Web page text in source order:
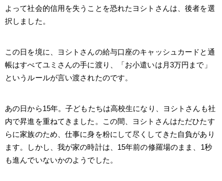
よって社会的信用を失うことを恐れたヨシトさんは、後者を選
択しました。
この日を境に、ヨシトさんの給与口座のキャッシュカードと通
帳はすべてユミさんの手に渡り、「お小遣いは月3万円まで」
というルールが言い渡されたのです。
あの日から15年。子どもたちは高校生になり、ヨシトさんも社
内で昇進を重ねてきました。この間、ヨシトさんはただひたす
らに家族のため、仕事に身を粉にして尽くしてきた自負があり
ます。しかし、我が家の時計は、15年前の修羅場のまま、1秒
も進んでいないかのようでした。